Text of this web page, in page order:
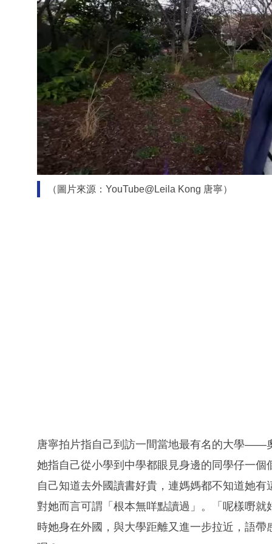
（圖片來源：YouTube@Leila Kong 唐寧）
唐寧拍片指自己到訪一間當地最有名的大學——
她指自己從小學到中學都眼見身邊的同學仔一
自己知道去外國讀書好貴，連媽媽都不知道她
對她而言可謂「根本無咩點讀過」。「呢樣嘢
時她身在外國，與大學距離又進一步拉近，語